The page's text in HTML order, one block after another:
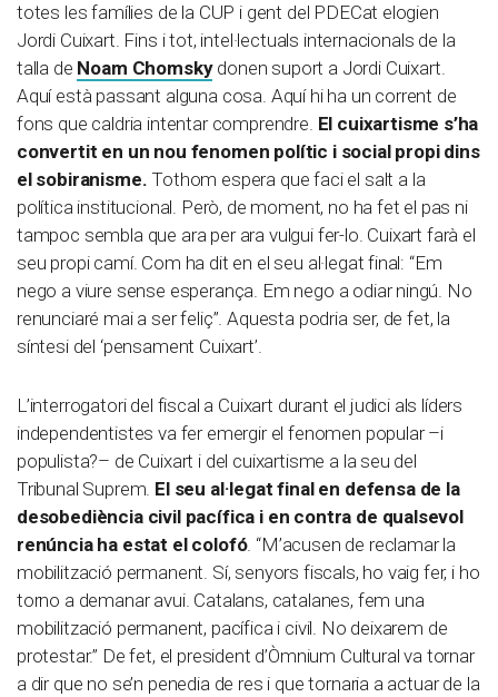
totes les famílies de la CUP i gent del PDECat elogien
Jordi Cuixart. Fins i tot, intel·lectuals internacionals de la
talla de Noam Chomskydonen suport a Jordi Cuixart.
Aquí està passant alguna cosa. Aquí hi ha un corrent de
fons que caldria intentar comprendre. El cuixartisme s’ha
convertit en un nou fenomen polític i social propi dins
el sobiranisme. Tothom espera que faci el salt a la
política institucional. Però, de moment, no ha fet el pas ni
tampoc sembla que ara per ara vulgui fer-lo. Cuixart farà el
seu propi camí. Com ha dit en el seu al·legat final: “Em
nego a viure sense esperança. Em nego a odiar ningú. No
renunciaré mai a ser feliç”. Aquesta podria ser, de fet, la
síntesi del ‘pensament Cuixart’.
L’interrogatori del fiscal a Cuixart durant el judici als líders
independentistes va fer emergir el fenomen popular –i
populista?– de Cuixart i del cuixartisme a la seu del
Tribunal Suprem. El seu al·legat final en defensa de la
desobediència civil pacífica i en contra de qualsevol
renúncia ha estat el colofó. “M’acusen de reclamar la
mobilització permanent. Sí, senyors fiscals, ho vaig fer, i ho
torno a demanar avui. Catalans, catalanes, fem una
mobilització permanent, pacífica i civil. No deixarem de
protestar.” De fet, el president d’Òmnium Cultural va tornar
a dir que no se’n penedia de res i que tornaria a actuar de la